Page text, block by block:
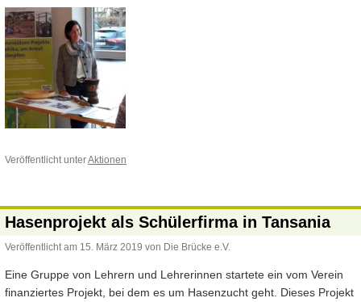
Veröffentlicht unterAktionen
Hasenprojekt als Schülerfirma in Tansania
Veröffentlicht am 15. März 2019 von Die Brücke e.V.
Eine Gruppe von Lehrern und Lehrerinnen startete ein vom Verein
finanziertes Projekt, bei dem es um Hasenzucht geht. Dieses Projekt